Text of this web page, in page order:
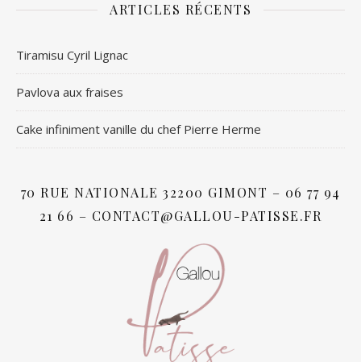
ARTICLES RÉCENTS
Tiramisu Cyril Lignac
Pavlova aux fraises
Cake infiniment vanille du chef Pierre Herme
70 RUE NATIONALE 32200 GIMONT – 06 77 94
21 66 – CONTACT@GALLOU-PATISSE.FR